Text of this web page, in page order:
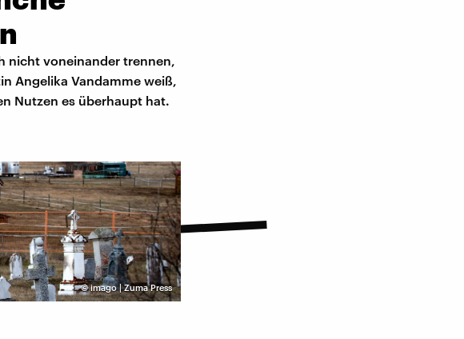
nicht voneinander trennen,
Angelika Vandamme weiß,
Nutzen es überhaupt hat.
©imago | Zuma Press